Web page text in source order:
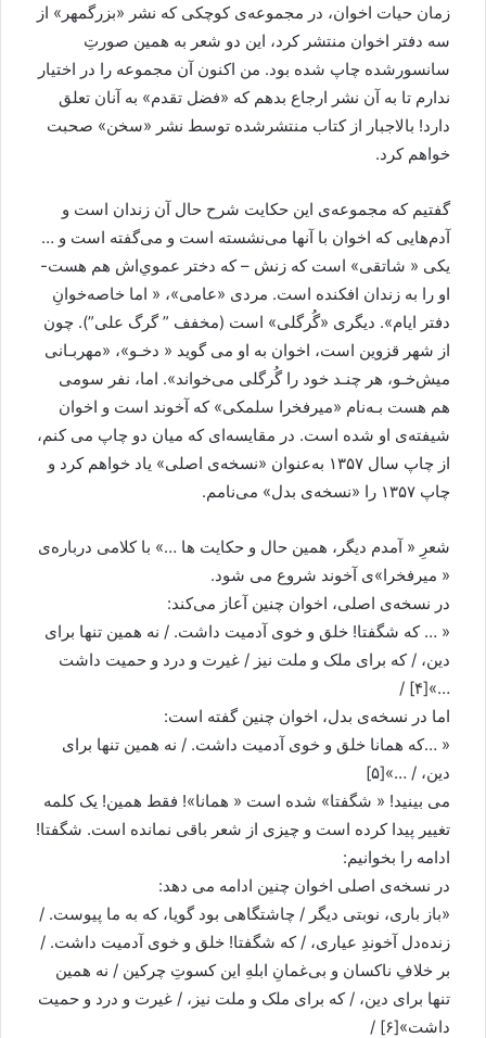
زمان حيات اخوان، در مجموعه‌ی کوچکی که نشر «بزرگمهر» از
سه دفتر اخوان منتشر کرد، اين دو شعر به همين صورتِ
سانسورشده چاپ شده بود. من اکنون آن مجموعه را در اختيار
ندارم تا به آن نشر ارجاع بدهم که «فضل تقدم» به آنان تعلق
دارد! بالاجبار از کتاب منتشرشده‌ توسط نشر «سخن» صحبت
خواهم کرد.
گفتيم که مجموعه‌ی اين حکايت شرح حال آن زندان است و
آدم‌هايی که اخوان با آنها می‌نشسته است و می‌گفته است و …
يکی « شاتقی» است که زنش – که دختر عموي‌اش هم هست-
او را به زندان افکنده است. مردی «عامی»، « اما خاصه‌خوانِ
دفتر ايام». ديگری «گُرگلی» است (مخفف ” گرگ علی”). چون
از شهر قزوين است، اخوان به او می گويد « دخـو»، «مهربـانی
ميش‌خـو، هر چنـد خود را گُرگلی می‌خواند». اما، نفر سومی
هم هست بـه‌نام «ميرفخرا سلمکی» که آخوند است و اخوان
شيفته‌ی او شده است. در مقايسه‌ای که ميان دو چاپ می کنم،
از چاپ سال ۱۳۵۷ به‌عنوان «نسخه‌ی اصلی» ياد خواهم کرد و
چاپ ۱۳۵۷ را «نسخه‌ی بدل» می‌نامم.
شعرِ « آمدم ديگر، همين حال و حکايت ها …» با کلامی درباره‌ی
« ميرفخرا»ی آخوند شروع می شود.
در نسخه‌ی اصلی، اخوان چنين آعاز می‌کند:
« … که شگفتا! خلق و خوی آدميت داشت. / نه همين تنها برای
دين، / که برای ملک و ملت نيز / غيرت و درد و حميت داشت
…»[۴] /
اما در نسخه‌ی بدل، اخوان چنين گفته است:
« …که همانا خلق و خوی آدميت داشت. / نه همين تنها برای
دين، / …»[۵]
می بينيد! « شگفتا» شده است « همانا»! فقط همين! يک کلمه
تغيير پيدا کرده است و چيزی از شعر باقی نمانده است. شگفتا!
ادامه را بخوانيم:
در نسخه‌ی اصلی اخوان چنين ادامه می دهد:
«باز باری، نوبتی ديگر / چاشتگاهی بود گويا، که به ما پيوست. /
زنده‌دل آخوندِ عياری، / که شگفتا! خلق و خوی آدميت داشت. /
بر خلافِ ناکسان و بی‌غمانِ ابلهِ اين کسوتِ چرکين / نه همين
تنها برای دين، / که برای ملک و ملت نيز، / غيرت و درد و حميت
داشت»[۶] /